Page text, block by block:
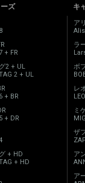
ズ
+ FR
2 + UL
2 + UL
+ BR
+ DR
+ HD
+ HD
キ
ア
ラ
ボ
レ
LEO
ミ
ザ
ア
ア